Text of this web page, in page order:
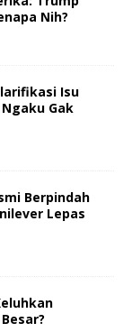
Nih?
Isu
Gak
Berpindah
Lepas